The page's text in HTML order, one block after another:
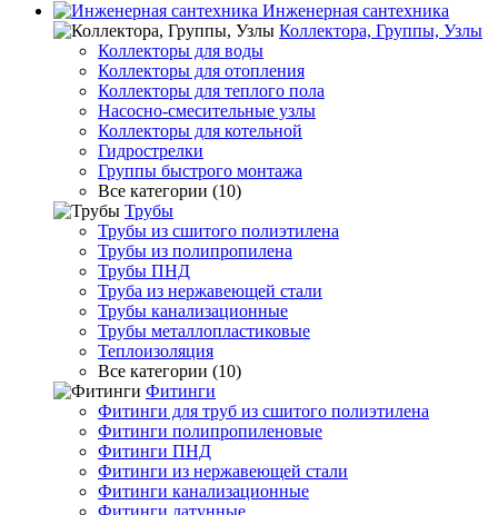
Инженерная сантехника
Коллектора, Группы, Узлы
Коллекторы для воды
Коллекторы для отопления
Коллекторы для теплого пола
Насосно-смесительные узлы
Коллекторы для котельной
Гидрострелки
Группы быстрого монтажа
Все категории (10)
Трубы
Трубы из сшитого полиэтилена
Трубы из полипропилена
Трубы ПНД
Труба из нержавеющей стали
Трубы канализационные
Трубы металлопластиковые
Теплоизоляция
Все категории (10)
Фитинги
Фитинги для труб из сшитого полиэтилена
Фитинги полипропиленовые
Фитинги ПНД
Фитинги из нержавеющей стали
Фитинги канализационные
Фитинги латунные